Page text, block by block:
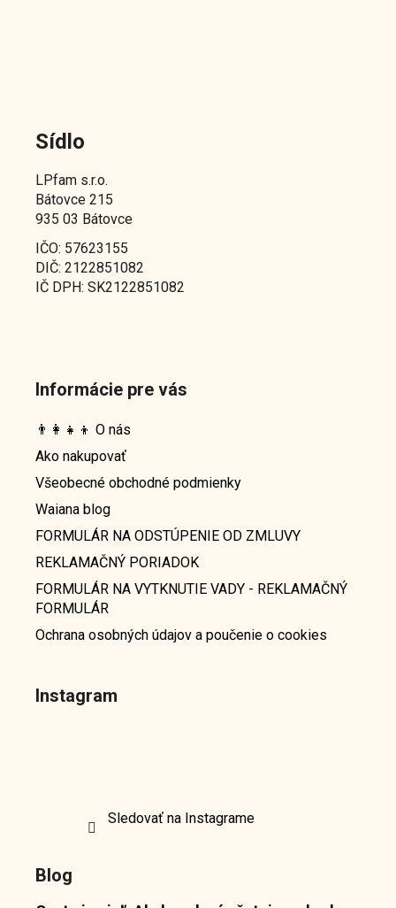
Sídlo
LPfam s.r.o.
Bátovce 215
935 03 Bátovce
IČO: 57623155
DIČ: 2122851082
IČ DPH: SK2122851082
Informácie pre vás
👨‍👩‍👧‍👦 O nás
Ako nakupovať
Všeobecné obchodné podmienky
Waiana blog
FORMULÁR NA ODSTÚPENIE OD ZMLUVY
REKLAMAČNÝ PORIADOK
FORMULÁR NA VYTKNUTIE VADY - REKLAMAČNÝ
FORMULÁR
Ochrana osobných údajov a poučenie o cookies
Instagram
Sledovať na Instagrame
Blog